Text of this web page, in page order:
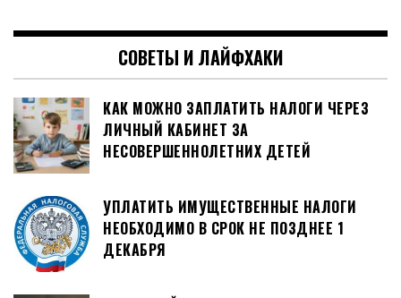
СОВЕТЫ И ЛАЙФХАКИ
КАК МОЖНО ЗАПЛАТИТЬ НАЛОГИ ЧЕРЕЗ
ЛИЧНЫЙ КАБИНЕТ ЗА
НЕСОВЕРШЕННОЛЕТНИХ ДЕТЕЙ
УПЛАТИТЬ ИМУЩЕСТВЕННЫЕ НАЛОГИ
НЕОБХОДИМО В СРОК НЕ ПОЗДНЕЕ 1
ДЕКАБРЯ